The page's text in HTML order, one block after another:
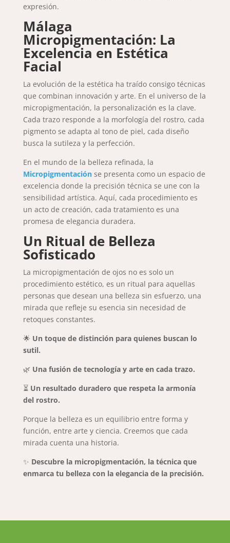
expresión.
Málaga
Micropigmentación: La
Excelencia en Estética
Facial
La evolución de la estética ha traído consigo técnicas
que combinan innovación y arte. En el universo de la
micropigmentación, la personalización es la clave.
Cada trazo responde a la morfología del rostro, cada
pigmento se adapta al tono de piel, cada diseño
busca la sutileza y la perfección.
En el mundo de la belleza refinada, la
Micropigmentaciónse presenta como un espacio de
excelencia donde la precisión técnica se une con la
sensibilidad artística. Aquí, cada procedimiento es
un acto de creación, cada tratamiento es una
promesa de elegancia duradera.
Un Ritual de Belleza
Sofisticado
La micropigmentación de ojos no es solo un
procedimiento estético, es un ritual para aquellas
personas que desean una belleza sin esfuerzo, una
mirada que refleje su esencia sin necesidad de
retoques constantes.
🌟 Un toque de distinción para quienes buscan lo
sutil.
🌿 Una fusión de tecnología y arte en cada trazo.
⏳ Un resultado duradero que respeta la armonía
del rostro.
Porque la belleza es un equilibrio entre forma y
función, entre arte y ciencia. Creemos que cada
mirada cuenta una historia.
✨ Descubre la micropigmentación, la técnica que
enmarca tu belleza con la elegancia de la precisión.